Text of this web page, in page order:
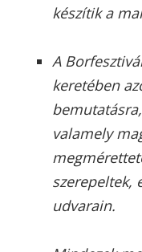
készítik a
A
keretében
valamely
szerepeltek,
udvarain.